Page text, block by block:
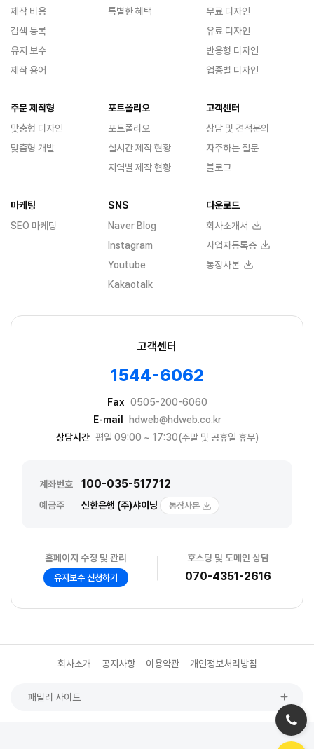
고객센터
1544-6062
Fax 0505-200-6060
E-mail
hdweb@hdweb.co.kr
상담시간 평일 09:00 ~ 17:30(주말 및 공휴일 휴무)
계좌번호 100-035-517712
예금주 신한은행 (주)샤이닝 통장사본
홈페이지 수정 및 관리
유지보수 신청하기
호스팅 및 도메인 상담
070-4351-2616
제작 비용
검색 등록
유지 보수
제작 용어
특별한 혜택
무료 디자인
유료 디자인
반응형 디자인
업종별 디자인
주문 제작형
맞춤형 디자인
맞춤형 개발
포트폴리오
포트폴리오
실시간 제작 현황
지역별 제작 현황
고객센터
상담 및 견적문의
자주하는 질문
블로그
마케팅
SEO 마케팅
SNS
Naver Blog
Instagram
Youtube
Kakaotalk
다운로드
회사소개서
사업자등록증
통장사본
회사소개 공지사항 이용약관 개인정보처리방침
패밀리 사이트